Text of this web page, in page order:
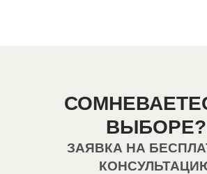
ВЫБОРЕ?
ЗАЯВКА НА